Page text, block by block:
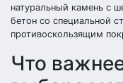
натуральный камень с
бетон со специальной
противоскользящим
Что